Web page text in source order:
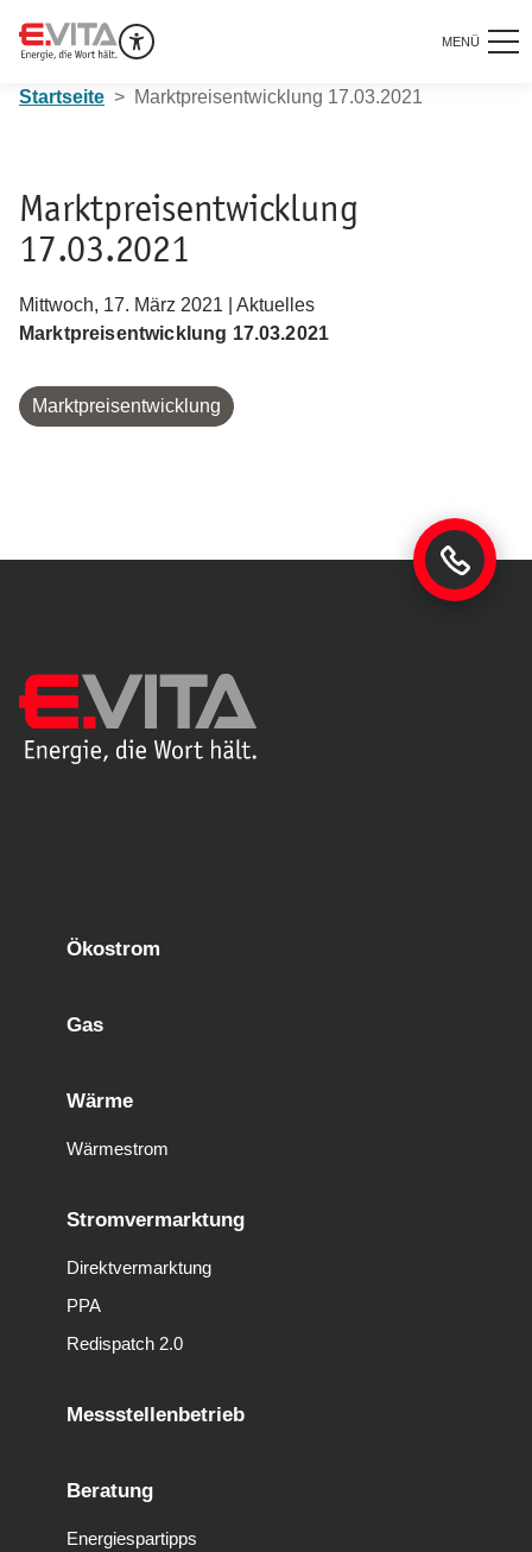
MENÜ
Startseite Marktpreisentwicklung 17.03.2021
Marktpreisentwicklung
17.03.2021
Mittwoch, 17. März 2021 | Aktuelles
Marktpreisentwicklung 17.03.2021
Marktpreisentwicklung
Ökostrom
Gas
Wärme
Wärmestrom
Stromvermarktung
Direktvermarktung
PPA
Redispatch 2.0
Messstellenbetrieb
Beratung
Energiespartipps